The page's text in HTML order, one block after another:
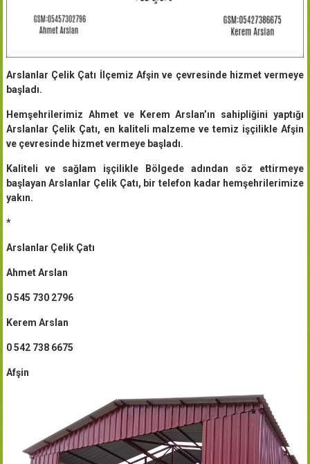
Arslanlar Çelik Çatı İlçemiz Afşin ve çevresinde hizmet vermeye
başladı.
Hemşehrilerimiz Ahmet ve Kerem Arslan’ın sahipliğini yaptığı
Arslanlar Çelik Çatı, en kaliteli malzeme ve temiz işçilikle Afşin
ve çevresinde hizmet vermeye başladı.
Kaliteli ve sağlam işçilikle Bölgede adından söz ettirmeye
başlayan Arslanlar Çelik Çatı, bir telefon kadar hemşehrilerimize
yakın.
*
Arslanlar Çelik Çatı
Ahmet Arslan
0 545 730 2796
Kerem Arslan
0 542 738 6675
Afşin